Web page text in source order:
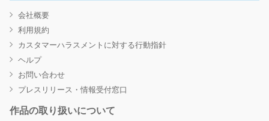
会社概要
利用規約
カスタマーハラスメントに対する行動指針
ヘルプ
お問い合わせ
プレスリリース・情報受付窓口
作品の取り扱いについて